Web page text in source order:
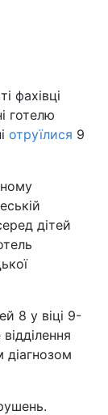
фахівці
готелю
отруїлися 9
дітей
8 у віці 9-
діагнозом